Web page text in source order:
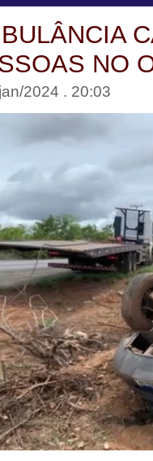
NO
2024 . 20:03